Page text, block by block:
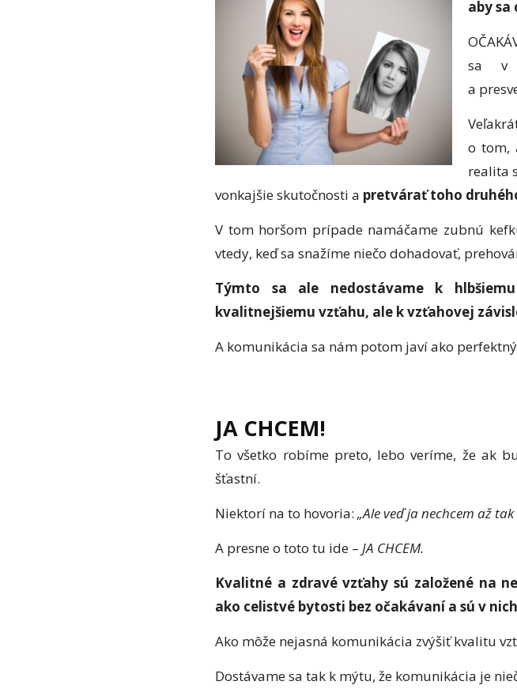
aby sa
sa v
a
o tom,
realita
vonkajšie skutočnosti a pretvárať toho
V tom horšom prípade namáčame zubnú
vtedy, keď sa snažíme niečo dohadovať,
Týmto sa ale nedostávame k
kvalitnejšiemu vzťahu, ale k vzťahovej
A komunikácia sa nám potom javí ako
JA CHCEM!
To všetko robíme preto, lebo veríme, že ak
šťastní.
Niektorí na to hovoria: „Ale veď ja nechcem až
A presne o toto tu ide – JA CHCEM.
Kvalitné a zdravé vzťahy sú založené na
ako celistvé bytosti bez očakávaní a sú v
Ako môže nejasná komunikácia zvýšiť kvalitu
Dostávame sa tak k mýtu, že komunikácia je